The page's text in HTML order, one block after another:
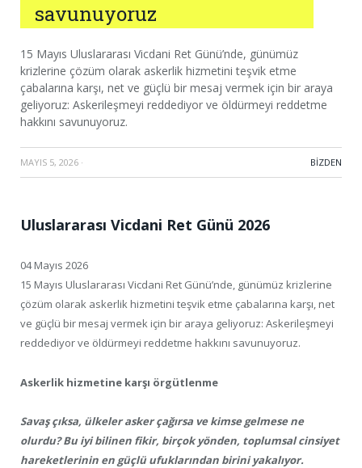
savunuyoruz
15 Mayıs Uluslararası Vicdani Ret Günü’nde, günümüz
krizlerine çözüm olarak askerlik hizmetini teşvik etme
çabalarına karşı, net ve güçlü bir mesaj vermek için bir araya
geliyoruz: Askerileşmeyi reddediyor ve öldürmeyi reddetme
hakkını savunuyoruz.
MAYIS 5, 2026 · BIZDEN
Uluslararası Vicdani Ret Günü 2026
04 Mayıs 2026
15 Mayıs Uluslararası Vicdani Ret Günü’nde, günümüz krizlerine
çözüm olarak askerlik hizmetini teşvik etme çabalarına karşı, net
ve güçlü bir mesaj vermek için bir araya geliyoruz: Askerileşmeyi
reddediyor ve öldürmeyi reddetme hakkını savunuyoruz.
Askerlik hizmetine karşı örgütlenme
Savaş çıksa, ülkeler asker çağırsa ve kimse gelmese ne
olurdu? Bu iyi bilinen fikir, birçok yönden, toplumsal cinsiyet
hareketlerinin en güçlü ufuklarından birini yakalıyor.